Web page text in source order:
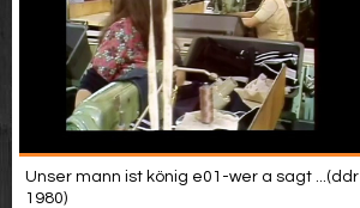
Unser mann ist könig e01-wer a sagt ...(ddr
1980)